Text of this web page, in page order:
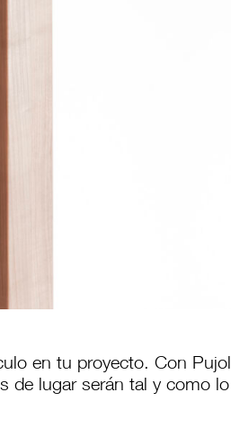
en tu proyecto. Con Pujol
de lugar serán tal y como lo